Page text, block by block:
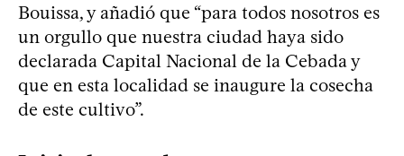
Bouissa, y añadió que “para todos nosotros es
un orgullo que nuestra ciudad haya sido
declarada Capital Nacional de la Cebada y
que en esta localidad se inaugure la cosecha
de este cultivo”.